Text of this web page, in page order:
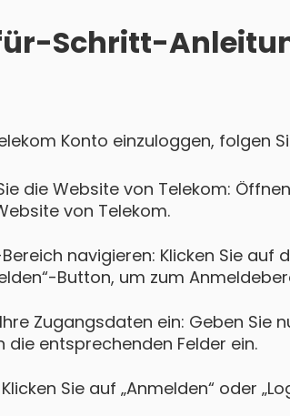
Schritt-
Konto einzuloggen, folgen
die Website von Telekom:
von Telekom.
navigieren: Klicken Sie auf
Button, um zum
Zugangsdaten ein: Geben Sie
die entsprechenden Felder ein.
Sie auf „Anmelden“ oder